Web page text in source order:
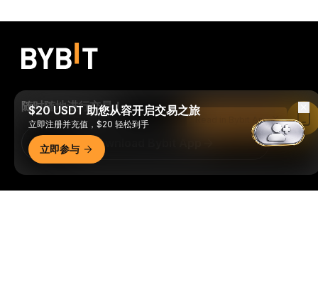
随时随地进行交易！
Download Bybit App
$20 USDT 助您从容开启交易之旅
立即注册并充值，$20 轻松到手
立即参与
Read in Bybit App